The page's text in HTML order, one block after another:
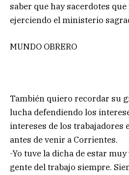
saber que hay sacerdotes
ejerciendo el ministerio
MUNDO OBRERO
También quiero recordar su
lucha defendiendo los
intereses de los trabajadores
antes de venir a Corrientes.
-Yo tuve la dicha de estar
gente del trabajo siempre.